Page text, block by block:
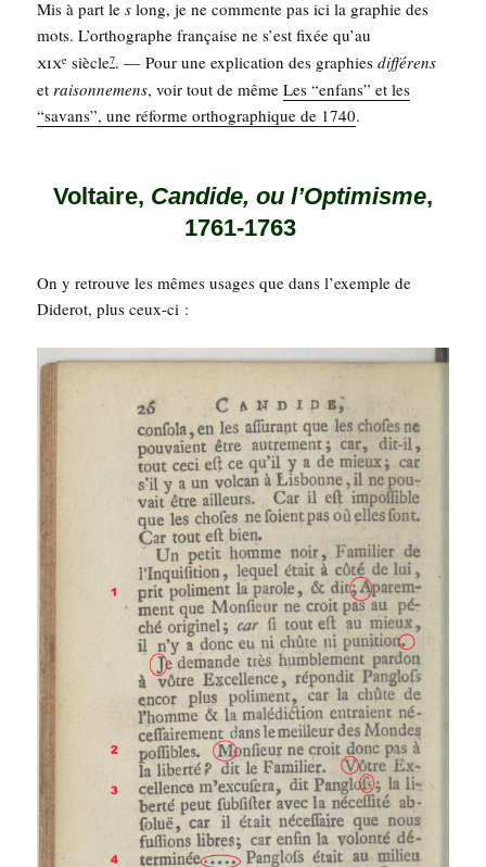
Mis à part les long, je ne com­mente pas ici la gra­phie des
mots. L’or­tho­graphe fran­çaise ne s’est fixée qu’au
xixe siècle7. — Pour une expli­ca­tion des gra­phiesdif­fé­rens
etrai­son­ne­mens, voir tout de mêmeLes “enfans” et les
“savans”, une réforme ortho­gra­phique de 1740.
Voltaire, Candide, ou l’Optimisme,
1761-1763
On y retrouve les mêmes usages que dans l’exemple de
Dide­rot, plus ceux-ci :